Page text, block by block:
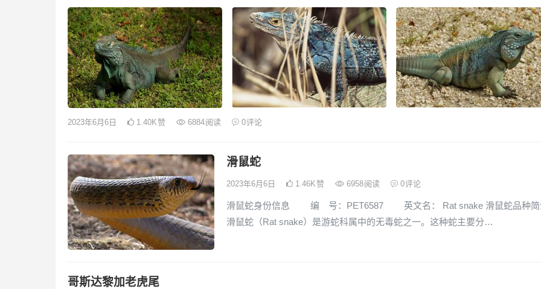
2023年6月6日 1.40K 赞 6884阅读 0评论
滑鼠蛇
2023年6月6日 1.46K 赞 6958阅读 0评论
滑鼠蛇身份信息 编 号：PET6587 英文名： Rat snake 滑鼠蛇品种简
滑鼠蛇（Rat snake）是游蛇科属中的无毒蛇之一。这种蛇主要分…
哥斯达黎加老虎尾